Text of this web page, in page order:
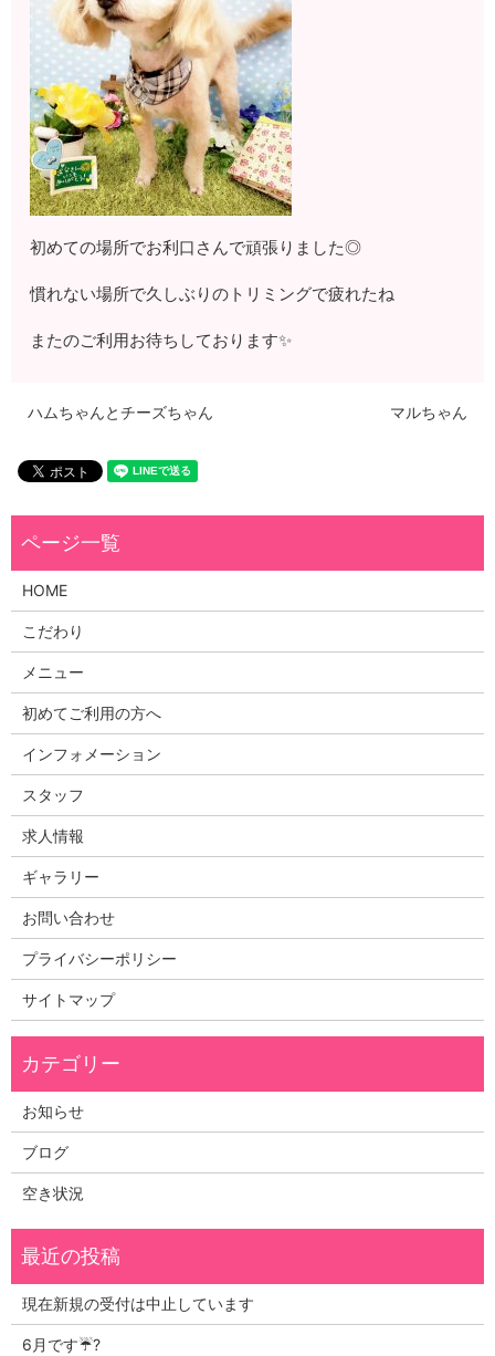
初めての場所でお利口さんで頑張りました◎
慣れない場所で久しぶりのトリミングで疲れたね
またのご利用お待ちしております✨
ハムちゃんとチーズちゃん マルちゃん
HOME
こだわり
メニュー
初めてご利用の方へ
インフォメーション
スタッフ
求人情報
ギャラリー
お問い合わせ
プライバシーポリシー
サイトマップ
お知らせ
ブログ
空き状況
現在新規の受付は中止しています
6月です☔?